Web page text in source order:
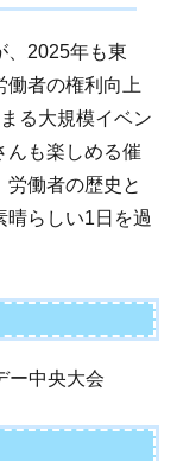
、2025年も東
働者の権利向上
る大規模イベン
んも楽しめる催
労働者の歴史と
晴らしい1日を過
ー中央大会